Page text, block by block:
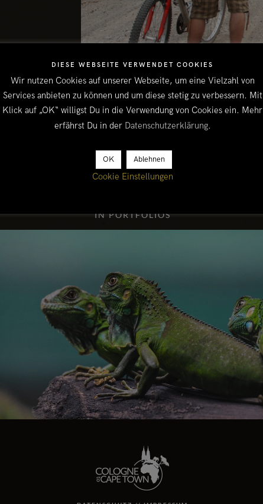
IN PORTFOLIOS
DIESE WEBSEITE VERWENDET COOKIES
Wir nutzen Cookies auf unserer Webseite, um eine Vielzahl von
Services anbieten zu können und um diese stetig zu verbessern. Mit
Klick auf „OK“ willigst Du in die Verwendung von Cookies ein. Mehr
erfährst Du in der Datenschutzerklärung.
OK Ablehnen
Cookie Einstellungen